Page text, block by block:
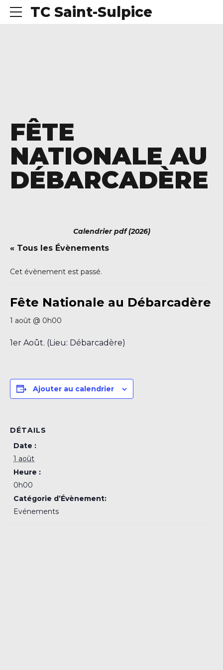
TC Saint-Sulpice
FÊTE
NATIONALE AU
DÉBARCADÈRE
Calendrier pdf (2026)
« Tous les Évènements
Cet évènement est passé.
Fête Nationale au Débarcadère
1 août @ 0h00
1er Août. (Lieu: Débarcadère)
Ajouter au calendrier
DÉTAILS
Date :
1 août
Heure :
0h00
Catégorie d’Évènement:
Evénements